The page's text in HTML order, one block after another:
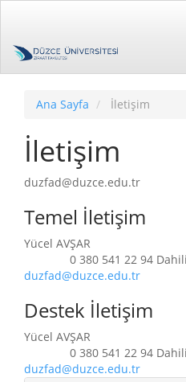
Ana Sayfa İletişim
İletişim
duzfad@duzce.edu.tr
Temel İletişim
Yücel AVŞAR
0 380 541 22 94
duzfad@duzce.edu.tr
Destek İletişim
Yücel AVŞAR
0 380 541 22 94
duzfad@duzce.edu.tr